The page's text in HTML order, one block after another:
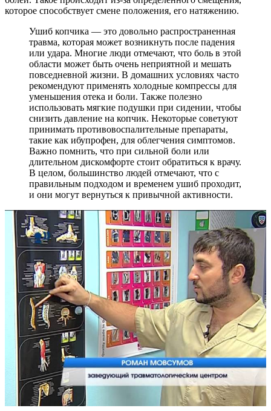
которое способствует смене положения, его натяжению.
Ушиб копчика — это довольно распространенная
травма, которая может возникнуть после падения
или удара. Многие люди отмечают, что боль в этой
области может быть очень неприятной и мешать
повседневной жизни. В домашних условиях часто
рекомендуют применять холодные компрессы для
уменьшения отека и боли. Также полезно
использовать мягкие подушки при сидении, чтобы
снизить давление на копчик. Некоторые советуют
принимать противовоспалительные препараты,
такие как ибупрофен, для облегчения симптомов.
Важно помнить, что при сильной боли или
длительном дискомфорте стоит обратиться к врачу.
В целом, большинство людей отмечают, что с
правильным подходом и временем ушиб проходит,
и они могут вернуться к привычной активности.